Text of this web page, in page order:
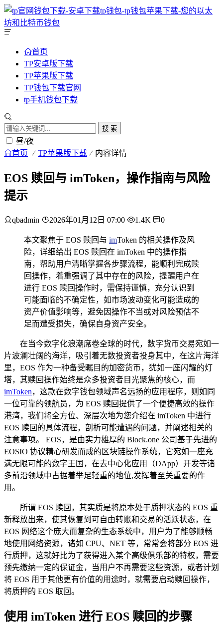
首页
TP安卓版下载
TP苹果版下载
TP钱包下载官网
tp手机钱包下载
搜 索
昼/夜
首页 TP苹果版下载 内容详情
EOS 赎回与 imToken，操作指南与风险
提示
qbadmin 2026年01月12日 07:00 1.4K 0
本文聚焦于 EOS 赎回与 imToken 的相关操作及风
险，详细给出 EOS 赎回在 imToken 中的操作指
南，帮助用户清晰掌握各步骤流程，能顺利完成赎
回操作，着重强调了其中存在的风险，提醒用户在
进行 EOS 赎回操作时，需保持谨慎，充分认识到
可能面临的不确定性，如市场波动变化可能造成的
资产价值影响等，避免因操作不当或对风险预估不
足而遭受损失，确保自身资产安全。
在当今数字化浪潮席卷全球的时代，数字货币交易宛如一
片波澜壮阔的海洋，吸引着无数投资者投身其中，在这片海洋
里，EOS 作为一种备受瞩目的加密货币，犹如一座闪耀的灯
塔，其赎回操作始终是众多投资者目光聚焦的核心，而
imToken，这款在数字钱包领域声名远扬的应用程序，则如同
一位可靠的领航员，为 EOS 赎回提供了一个便捷高效的操作
港湾，我们将全方位、深层次地为您介绍在 imToken 中进行
EOS 赎回的具体流程，剖析可能遭遇的问题，并阐述相关的
注意事项。 EOS，是由实力雄厚的 Block.one 公司基于先进的
EOSIO 协议精心研发而成的区块链操作系统，它宛如一座充
满无限可能的数字王国，在去中心化应用（DApp）开发等诸
多前沿领域中占据着举足轻重的地位,发挥着至关重要的作
用。
所谓 EOS 赎回，其实质是将原本处于质押状态的 EOS 重
新释放出来，使其恢复到可自由转账和交易的活跃状态，在
EOS 网络这个庞大而复杂的生态系统中，用户为了能够顺畅
地使用网络资源，诸如 CPU、NET 等，常常会将部分 EOS 进
行质押，这就好比为了获得进入某个高级俱乐部的特权，需要
预先缴纳一定的保证金，当用户不再需要这些资源，或者计划
将 EOS 用于其他更有价值的用途时，就需要启动赎回操作，
将质押的 EOS 取回。
使用 imToken 进行 EOS 赎回的步骤